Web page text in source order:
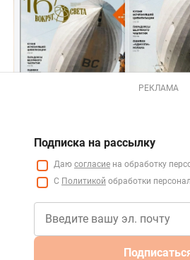
РЕКЛАМА
Подписка на рассылку
Даю согласие на обработку
С Политикой обработки